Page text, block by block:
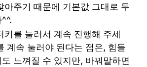
아주기 때문에 기본값 그대로 두
키를 눌러서 계속 진행해 주세
계속 눌러야 된다는 점은, 힘들
느껴질 수 있지만, 바꿔말하면